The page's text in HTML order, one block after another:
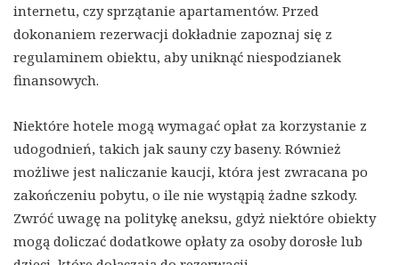
internetu, czy sprzątanie apartamentów. Przed
dokonaniem rezerwacji dokładnie zapoznaj się z
regulaminem obiektu, aby uniknąć niespodzianek
finansowych.
Niektóre hotele mogą wymagać opłat za korzystanie z
udogodnień, takich jak sauny czy baseny. Również
możliwe jest naliczanie kaucji, która jest zwracana po
zakończeniu pobytu, o ile nie wystąpią żadne szkody.
Zwróć uwagę na politykę aneksu, gdyż niektóre obiekty
mogą doliczać dodatkowe opłaty za osoby dorosłe lub